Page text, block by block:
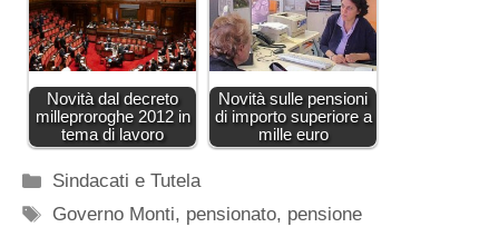
Novità dal decreto
milleproroghe 2012 in
tema di lavoro
Novità sulle pensioni
di importo superiore a
mille euro
Categorie
Sindacati e Tutela
Tag
Governo Monti, pensionato, pensione